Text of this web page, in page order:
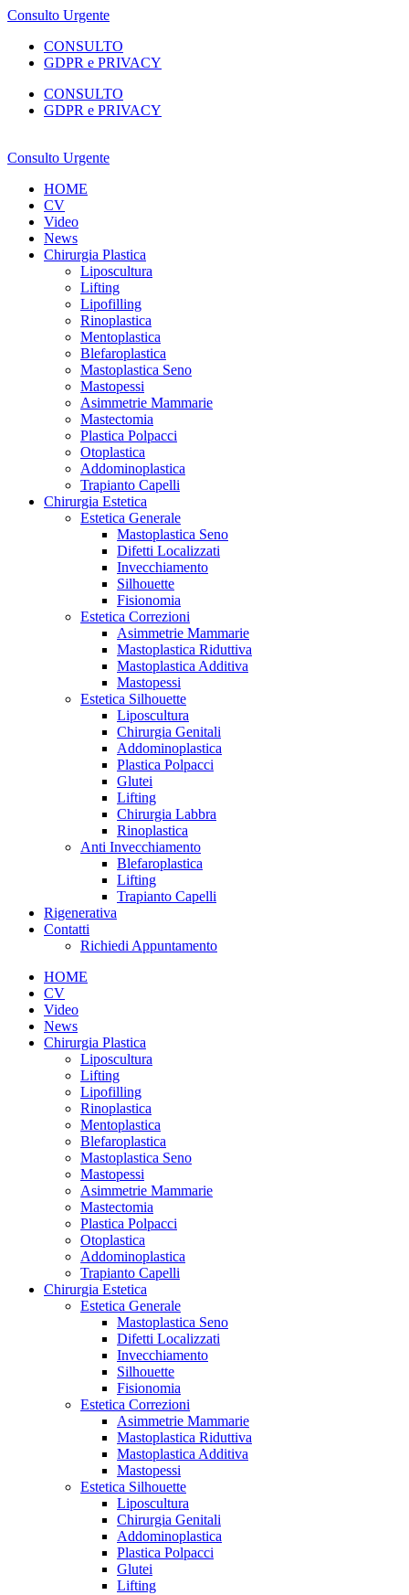
Consulto Urgente
CONSULTO
GDPR e PRIVACY
CONSULTO
GDPR e PRIVACY
Consulto Urgente
HOME
CV
Video
News
Chirurgia Plastica
Liposcultura
Lifting
Lipofilling
Rinoplastica
Mentoplastica
Blefaroplastica
Mastoplastica Seno
Mastopessi
Asimmetrie Mammarie
Mastectomia
Plastica Polpacci
Otoplastica
Addominoplastica
Trapianto Capelli
Chirurgia Estetica
Estetica Generale
Mastoplastica Seno
Difetti Localizzati
Invecchiamento
Silhouette
Fisionomia
Estetica Correzioni
Asimmetrie Mammarie
Mastoplastica Riduttiva
Mastoplastica Additiva
Mastopessi
Estetica Silhouette
Liposcultura
Chirurgia Genitali
Addominoplastica
Plastica Polpacci
Glutei
Lifting
Chirurgia Labbra
Rinoplastica
Anti Invecchiamento
Blefaroplastica
Lifting
Trapianto Capelli
Rigenerativa
Contatti
Richiedi Appuntamento
HOME
CV
Video
News
Chirurgia Plastica
Liposcultura
Lifting
Lipofilling
Rinoplastica
Mentoplastica
Blefaroplastica
Mastoplastica Seno
Mastopessi
Asimmetrie Mammarie
Mastectomia
Plastica Polpacci
Otoplastica
Addominoplastica
Trapianto Capelli
Chirurgia Estetica
Estetica Generale
Mastoplastica Seno
Difetti Localizzati
Invecchiamento
Silhouette
Fisionomia
Estetica Correzioni
Asimmetrie Mammarie
Mastoplastica Riduttiva
Mastoplastica Additiva
Mastopessi
Estetica Silhouette
Liposcultura
Chirurgia Genitali
Addominoplastica
Plastica Polpacci
Glutei
Lifting